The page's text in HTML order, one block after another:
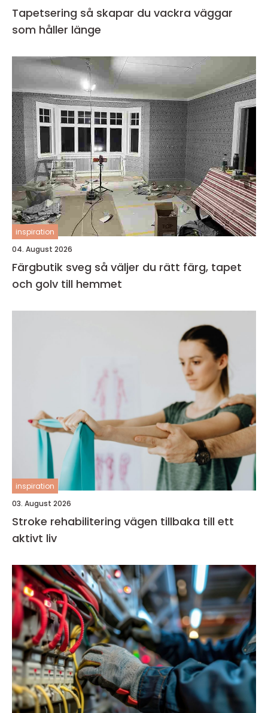
Tapetsering så skapar du vackra väggar
som håller länge
inspiration
04. August 2026
Färgbutik sveg så väljer du rätt färg, tapet
och golv till hemmet
inspiration
03. August 2026
Stroke rehabilitering vägen tillbaka till ett
aktivt liv